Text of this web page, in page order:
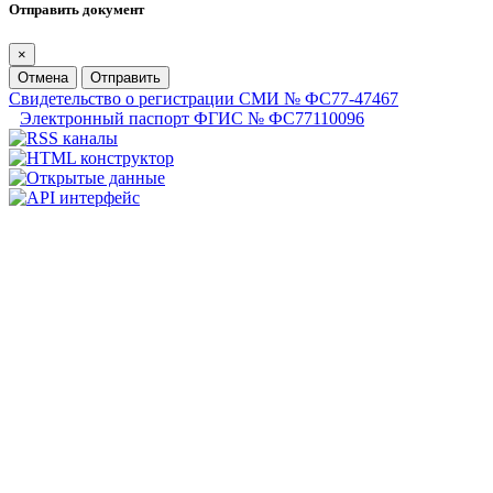
Отправить документ
×
Отмена
Отправить
Свидетельство о регистрации СМИ № ФС77-47467
Электронный паспорт ФГИС № ФС77110096